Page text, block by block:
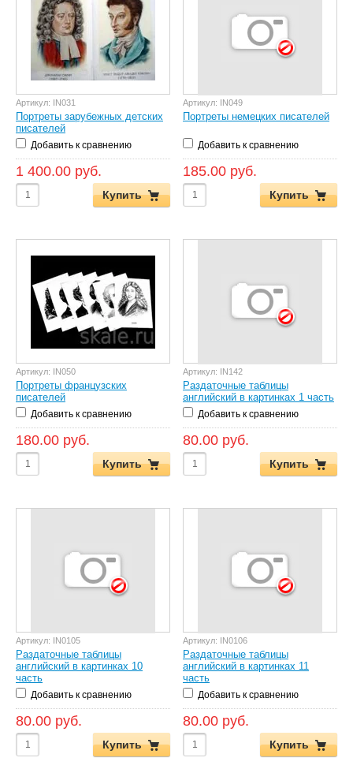
Артикул: IN031
Портреты зарубежных детских
писателей
Добавить к сравнению
1 400.00 руб.
Купить
Артикул: IN049
Портреты немецких писателей
Добавить к сравнению
185.00 руб.
Купить
Артикул: IN050
Портреты французских
писателей
Добавить к сравнению
180.00 руб.
Купить
Артикул: IN142
Раздаточные таблицы
английский в картинках 1 часть
Добавить к сравнению
80.00 руб.
Купить
Артикул: IN0105
Раздаточные таблицы
английский в картинках 10
часть
Добавить к сравнению
80.00 руб.
Купить
Артикул: IN0106
Раздаточные таблицы
английский в картинках 11
часть
Добавить к сравнению
80.00 руб.
Купить